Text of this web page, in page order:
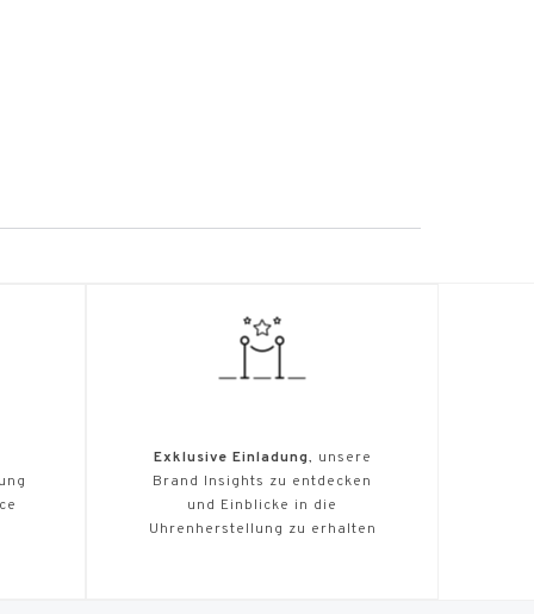
Exklusive Einladung, unsere
Brand Insights zu entdecken
und Einblicke in die
Uhrenherstellung zu erhalten